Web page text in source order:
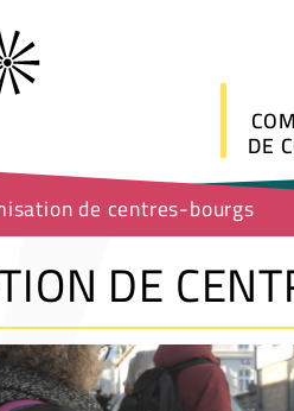
DE
de centres-bourgs
DE